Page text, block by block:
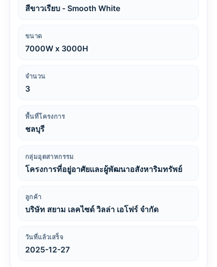
สีขาวเรียบ - Smooth White
ขนาด
7000W x 3000H
จำนวน
3
พื้นที่โครงการ
ชลบุรี
กลุ่มอุตสาหกรรม
โครงการที่อยู่อาศัยและผู้พัฒนาอสังหาริมทรัพย์
ลูกค้า
บริษัท สยาม เลคไซด์ วิลล่า เอโฟร์ จำกัด
วันที่แล้วเสร็จ
2025-12-27